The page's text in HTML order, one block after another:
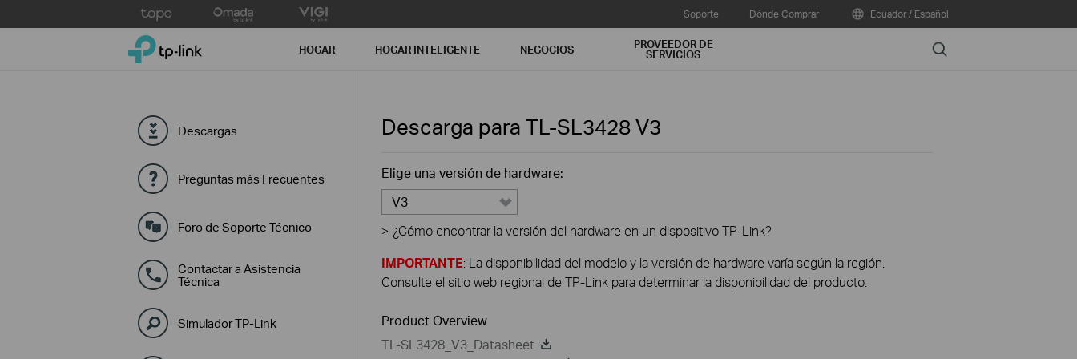
to
Soporte Dónde Comprar Ecuador / Español
TP-Link, Reliably Smart HOGAR HOGAR INTELIGENTE NEGOCIOS PROVEEDOR DE
SERVICIOS Search
Descargas
Preguntas más Frecuentes
Foro de Soporte Técnico
Contactar a Asistencia
Técnica
Simulador TP-Link
Descarga para TL-SL3428V3
Elige una versión de hardware:
V3
> ¿Cómo encontrar la versión del hardware en un dispositivo TP-Link?
IMPORTANTE: La disponibilidad del modelo y la versión de hardware varía según la región.
Consulte el sitio web regional de TP-Link para determinar la disponibilidad del producto.
Product Overview
TL-SL3428_V3_Datasheet